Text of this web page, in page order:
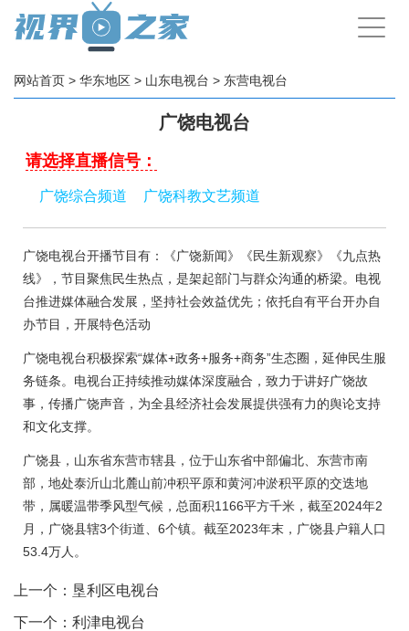
手
机
网站首页 > 华东地区 > 山东电视台 > 东营电视台
广饶电视台
请选择直播信号：
广饶综合频道 广饶科教文艺频道
广饶电视台开播节目有：《广饶新闻》《民生新观察》《九点热
线》，节目聚焦民生热点，是架起部门与群众沟通的桥梁。电视
台推进媒体融合发展，坚持社会效益优先；依托自有平台开办自
办节目，开展特色活动
广饶电视台积极探索“媒体+政务+服务+商务”生态圈，延伸民生服
务链条。电视台正持续推动媒体深度融合，致力于讲好广饶故
事，传播广饶声音，为全县经济社会发展提供强有力的舆论支持
和文化支撑。
广饶县，山东省东营市辖县，位于山东省中部偏北、东营市南
部，地处泰沂山北麓山前冲积平原和黄河冲淤积平原的交迭地
带，属暖温带季风型气候，总面积1166平方千米，截至2024年2
月，广饶县辖3个街道、6个镇。截至2023年末，广饶县户籍人口
53.4万人。
上一个： 垦利区电视台
下一个： 利津电视台